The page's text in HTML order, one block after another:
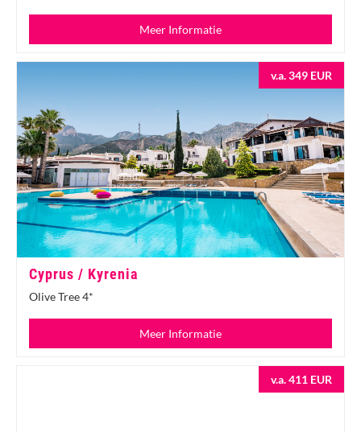
Meer Informatie
v.a. 349 EUR
Cyprus / Kyrenia
Olive Tree 4*
Meer Informatie
v.a. 411 EUR